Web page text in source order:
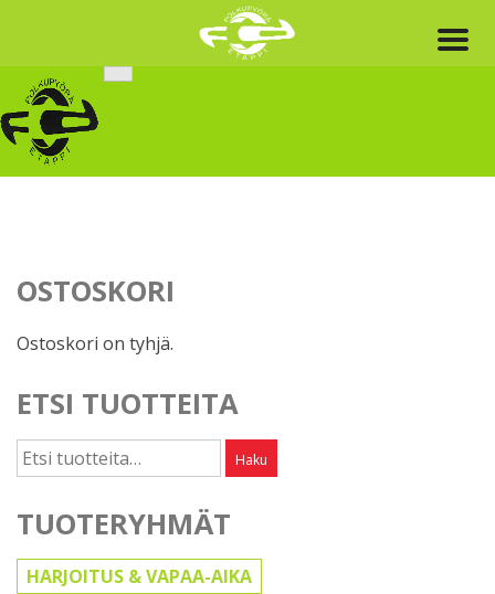
content
OSTOSKORI
Ostoskori on tyhjä.
ETSI TUOTTEITA
Etsi: Haku
TUOTERYHMÄT
HARJOITUS & VAPAA-AIKA